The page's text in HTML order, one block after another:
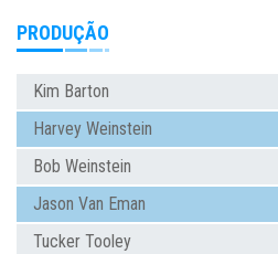
PRODUÇÃO
Kim Barton
Harvey Weinstein
Bob Weinstein
Jason Van Eman
Tucker Tooley